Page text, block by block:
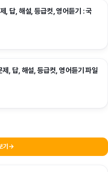
답, 해설, 등급컷, 영어듣기 : 국
, 답, 해설, 등급컷, 영어듣기 파일
기 →